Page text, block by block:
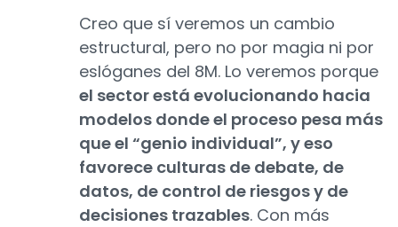
Creo que sí veremos un cambio
estructural, pero no por magia ni por
eslóganes del 8M. Lo veremos porque
el sector está evolucionando hacia
modelos donde el proceso pesa más
que el “genio individual”, y eso
favorece culturas de debate, de
datos, de control de riesgos y de
decisiones trazables. Con más